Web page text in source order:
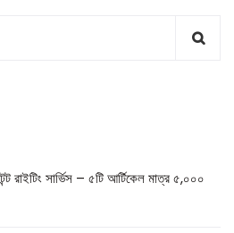
রাইটিং সার্ভিস – ৫টি আর্টিকেল মাত্র ৫,০০০